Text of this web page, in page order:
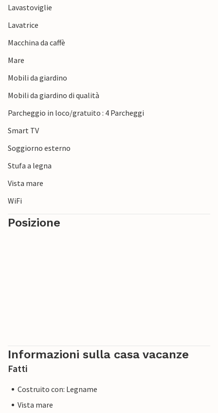
naturalistiche, attrazioni e attività uniche. A sud-est di
Assens, visitate la penisola di Helnæs, nota per la sua
bellissime spiagge.
Lavastoviglie
Lavatrice
Macchina da caffè
Mare
Mobili da giardino
Mobili da giardino di qualità
Parcheggio in loco/gratuito : 4 Parcheggi
Smart TV
Soggiorno esterno
Stufa a legna
Vista mare
WiFi
Posizione
Informazioni sulla casa vacanze
Fatti
Costruito con: Legname
Vista mare